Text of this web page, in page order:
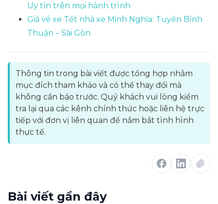
Uy tín trên mọi hành trình
Giá vé xe Tết nhà xe Minh Nghĩa: Tuyến Bình
Thuận – Sài Gòn
Thông tin trong bài viết được tổng hợp nhằm
mục đích tham khảo và có thể thay đổi mà
không cần báo trước. Quý khách vui lòng kiểm
tra lại qua các kênh chính thức hoặc liên hệ trực
tiếp với đơn vị liên quan để nắm bắt tình hình
thực tế.
Bài viết gần đây